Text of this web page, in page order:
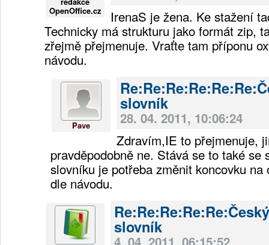
OpenOffice.cz
IrenaS je žena. Ke stažení
Technicky má strukturu jako formát zip,
zřejmě přejmenuje. Vraťte tam příponu
návodu.
Pave
slovník
28. 04. 2011, 10:06:24
Zdravím,IE to přejmenuje,
pravděpodobně ne. Stává se to také se
slovníku je potřeba změnit koncovku na
dle návodu.
Re:Re:Re:Re:Re:Český
slovník